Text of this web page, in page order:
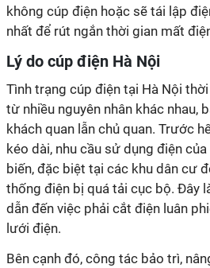
không cúp điện hoặc sẽ tái lập
nhất để rút ngắn thời gian mất
Lý do cúp điện Hà Nội
Tình trạng cúp điện tại Hà Nội
từ nhiều nguyên nhân khác nhau,
khách quan lẫn chủ quan. Trước
kéo dài, nhu cầu sử dụng điện
biến, đặc biệt tại các khu dân cư
thống điện bị quá tải cục bộ. Đây
dẫn đến việc phải cắt điện luân
lưới điện.
Bên cạnh đó, công tác bảo trì,